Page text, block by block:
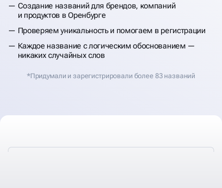
Создание названий для брендов, компаний
и продуктов в Оренбурге
Проверяем уникальность и помогаем в регистрации
Каждое название с логическим обоснованием —
никаких случайных слов
*Придумали и зарегистрировали более 83 названий